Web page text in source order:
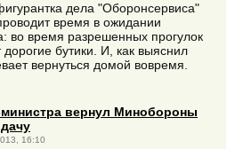
дела "Оборонсервиса"
время в ожидании
во время разрешенных прогулок
бутики. И, как выяснил
вернуться домой вовремя.
министра вернул Минобороны
16:10